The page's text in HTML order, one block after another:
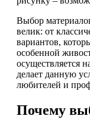
Выбор
велик: от
вариантов,
особенной
осуществляется
делает данную
любителей и
Почему